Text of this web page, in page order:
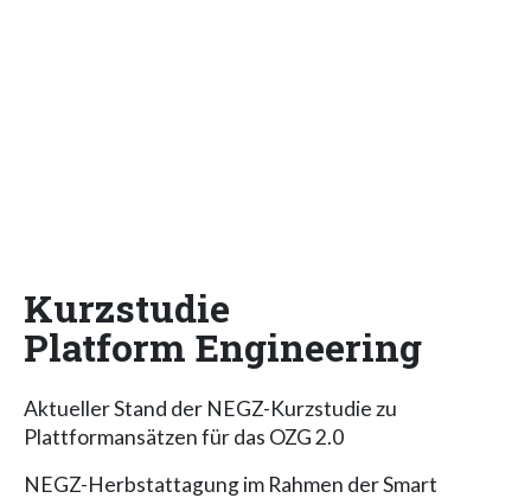
Kurzstudie
Platform Engineering
Aktueller Stand der NEGZ-Kurzstudie zu
Plattformansätzen für das OZG 2.0
NEGZ-Herbstattagung im Rahmen der Smart